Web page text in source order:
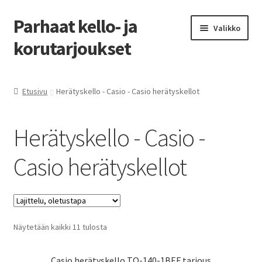
Siirry
navigointiin
Siirry
sisältöön
Parhaat kello- ja
korutarjoukset
Valikko
Etusivu Herätyskello - Casio - Casio herätyskellot
Herätyskello - Casio -
Casio herätyskellot
Näytetään kaikki 11 tulosta